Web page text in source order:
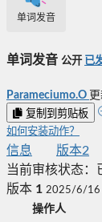
单词发音
单词发音 公开 已
Parameciumo.O
复制到剪贴板
如何安装动作？
信息 版本2
当前审核状态：
版本 1 2025/6/16
操作人